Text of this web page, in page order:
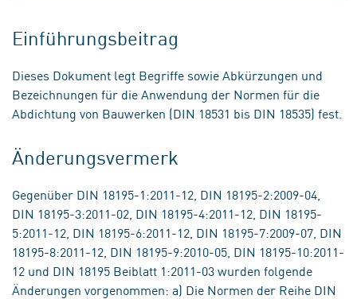
Einführungsbeitrag
Dieses Dokument legt Begriffe sowie Abkürzungen und
Bezeichnungen für die Anwendung der Normen für die
Abdichtung von Bauwerken (DIN 18531 bis DIN 18535) fest.
Änderungsvermerk
Gegenüber DIN 18195-1:2011-12, DIN 18195-2:2009-04,
DIN 18195-3:2011-02, DIN 18195-4:2011-12, DIN 18195-
5:2011-12, DIN 18195-6:2011-12, DIN 18195-7:2009-07, DIN
18195-8:2011-12, DIN 18195-9:2010-05, DIN 18195-10:2011-
12 und DIN 18195 Beiblatt 1:2011-03 wurden folgende
Änderungen vorgenommen: a) Die Normen der Reihe DIN